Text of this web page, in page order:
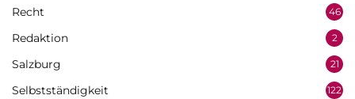
Recht 46
Redaktion 2
Salzburg 21
Selbstständigkeit 122